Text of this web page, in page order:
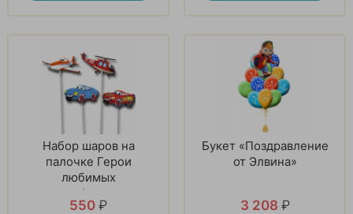
Набор шаров на
палочке Герои
любимых
мультфильмов
550 ₽
Букет «Поздравление
от Элвина»
3 208 ₽